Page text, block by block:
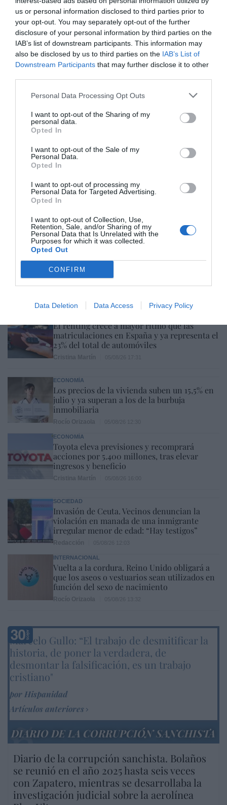
us or personal information disclosed to third parties prior to
your opt-out. You may separately opt-out of the further
disclosure of your personal information by third parties on the
IAB’s list of downstream participants. This information may
also be disclosed by us to third parties on the IAB’s List of
Downstream Participants that may further disclose it to other
Personal Data Processing Opt Outs
I want to opt-out of the Sharing of my
personal data.
Opted In
I want to opt-out of the Sale of my
Personal Data.
Opted In
I want to opt-out of processing my
Personal Data for Targeted Advertising.
Opted In
I want to opt-out of Collection, Use,
Retention, Sale, and/or Sharing of my
Personal Data that Is Unrelated with the
Purposes for which it was collected.
Opted Out
CONFIRM
Data Deletion Data Access Privacy Policy
Hoy destacamos
ECONOMÍA
A pesar de Sánchez, Ana Botín se convierte
en la décima banquera de EEUU, tras cerrar,
Eulogio López 05/08/26 15:58
ECONOMÍA
SpaceX dispara ingresos y reduce pérdidas,
pero constata que fue sobreponderada
cuando salió a bolsa: cae un 29% desde el
debut
Cristina Martín 05/08/26 17:27
El renting crece a mayor ritmo que las
matriculaciones en España y ya representa el
23% del total de automóviles
ECONOMÍA
Los precios de la vivienda suben un 15,5% en
julio y ya superan a los de la burbuja
inmobiliaria
ECONOMÍA
Toyota eleva previsiones y recomprará
acciones por 5.400 millones, tras elevar
ingresos y beneficio
SOCIEDAD
Invasión de Ceuta. Vecinos denuncian la
violación en manada de una inmigrante
irregular menor de edad: “Hay testigos”
INTERNACIONAL
Vuelta a la cordura. Reino Unido obligará a
que los aseos o vestuarios sean utilizados en
función del sexo de nacimiento
Marcelo Gullo: “El trabajo de desmitificar la
historia, de poner la verdadera, de
desmontar la falsificación, es un trabajo
cristiano"
por Hispanidad
Artículos anteriores
DIARIO DE LA CORRUPCIÓN SANCHISTA
Diario de la corrupción sanchista. Bolaños
se reunió en el año 2025 hasta seis veces
con Zapatero, mientras se desarrollaba la
investigación judicial sobre la aerolínea